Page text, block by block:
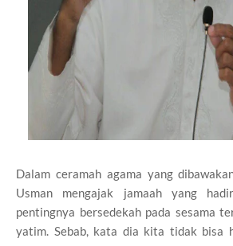
Dalam ceramah agama yang
Usman mengajak jamaah yang
pentingnya bersedekah pada sesama
yatim. Sebab, kata dia kita tidak bisa